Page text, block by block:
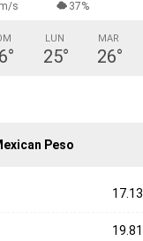
s 37%
°
LUN
25°
MAR
26°
Peso
17.13
19.81